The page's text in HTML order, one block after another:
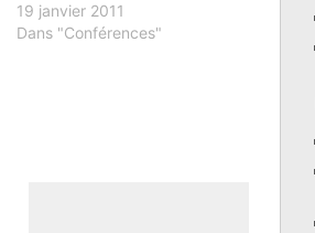
Conférence-Débat du Rav Elie
LEMMEL : Enfance et
19 janvier 2011
Dans "Conférences"